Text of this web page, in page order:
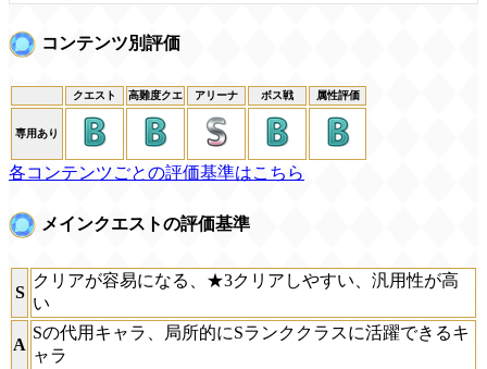
コンテンツ別評価
クエスト 高難度クエ アリーナ ボス戦 属性評価
専用あり
各コンテンツごとの評価基準はこちら
メインクエストの評価基準
S
クリアが容易になる、★3クリアしやすい、汎用性が高
い
A
Sの代用キャラ、局所的にSランククラスに活躍できるキ
ャラ